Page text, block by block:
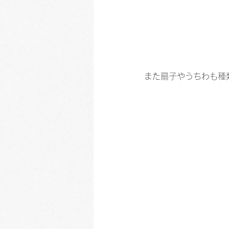
また扇子やうちわも種